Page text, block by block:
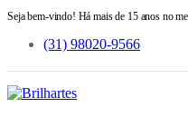
Seja bem-vindo! Há mais de 15 anos no
(31) 98020-9566